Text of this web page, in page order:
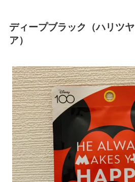
ディープブラック（ハリツ
ア）